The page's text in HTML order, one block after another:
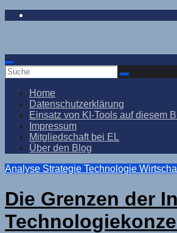
Zum
Home
Datenschutzerklärung
Einsatz von KI-Tools auf diesem
Impressum
Mitgliedschaft bei EL
Über den Blog
Analyse Strategie Technologie
Die Grenzen der